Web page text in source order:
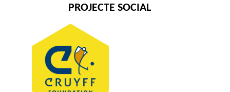
PROJECTE SOCIAL